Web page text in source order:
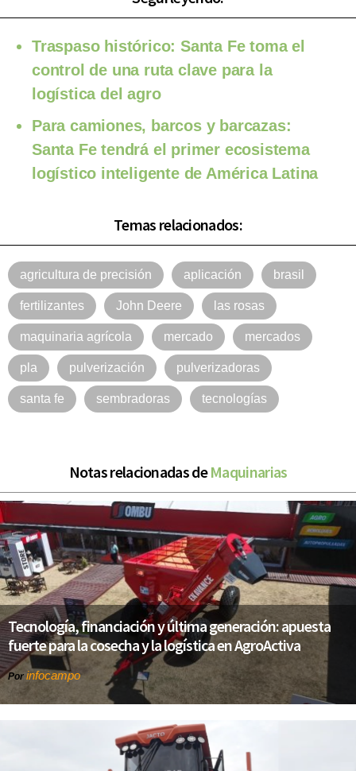
Traspaso histórico: Santa Fe toma el
control de una ruta clave para la
logística del agro
Para camiones, barcos y barcazas:
Santa Fe tendrá el primer ecosistema
logístico inteligente de América Latina
Temas relacionados:
agricultura de precisión aplicación brasil
fertilizantes John Deere las rosas
maquinaria agrícola mercado mercados
pla pulverización pulverizadoras
santa fe sembradoras tecnologías
Notas relacionadas deMaquinarias
Tecnología, financiación y última generación: apuesta
fuerte para la cosecha y la logística en AgroActiva
Por infocampo